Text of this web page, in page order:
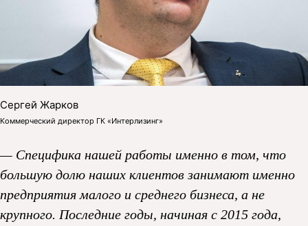
Сергей Жарков
Коммерческий директор ГК «Интерлизинг»
— Специфика нашей работы именно в том, что
большую долю наших клиентов занимают именно
предприятия малого и среднего бизнеса, а не
крупного. Последние годы, начиная с 2015 года,